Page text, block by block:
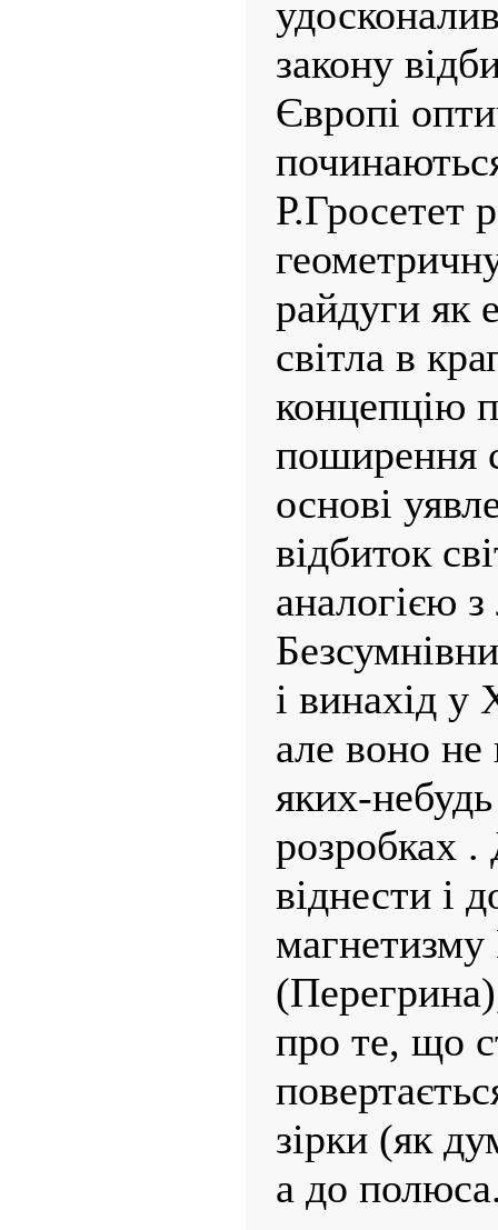
закону
Європі
Р.Гросетет
райдуги як
світла в
концепцію
поширення
основі
відбиток
аналогією
і винахід у
але воно не
яких-
розробках .
віднести і
про те, що
зірки (як
а до